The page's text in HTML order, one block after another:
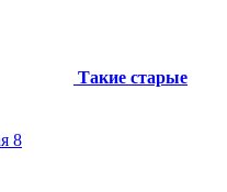
Такие старые
8